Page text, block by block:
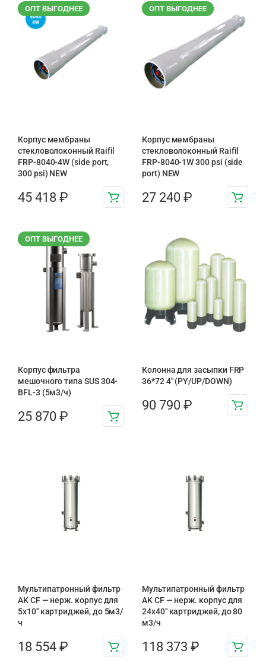
ОПТ ВЫГОДНЕЕ
Корпус мембраны
стекловолоконный Raifil
FRP-8040-4W (side port,
300 psi) NEW
45 418 ₽
ОПТ ВЫГОДНЕЕ
Корпус мембраны
стекловолоконный Raifil
FRP-8040-1W 300 psi (side
port) NEW
27 240 ₽
ОПТ ВЫГОДНЕЕ
Корпус фильтра
мешочного типа SUS 304-
BFL-3 (5м3/ч)
25 870 ₽
Колонна для засыпки FRP
36*72 4″ (PY/UP/DOWN)
90 790 ₽
Мультипатронный фильтр
AK CF — нерж. корпус для
5х10″ картриджей, до 5м3/
ч
18 554 ₽
Мультипатронный фильтр
AK CF — нерж. корпус для
24х40″ картриджей, до 80
м3/ч
118 373 ₽